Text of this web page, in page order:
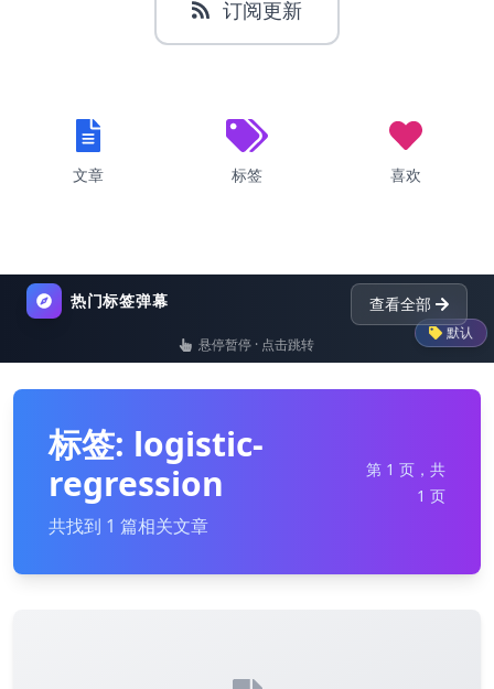
订阅更新
文章 标签 喜欢
热门标签弹幕 查看全部
默认
list nginx dictionary
悬停暂停 · 点击跳转
标签: logistic-
regression
共找到 1 篇相关文章
第 1 页，共
1 页